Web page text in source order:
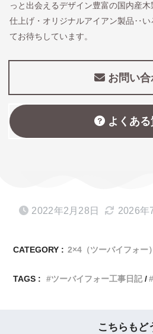
っと出会えるデザイン豊富の国内産
仕上げ・オリジナルアイアン製品‥い
てお待ちしています。
お問い合
よくある
2022年2月28日 2026年
CATEGORY : 2×4（ツーバイフォー
TAGS : ツーバイフォー工事日記
こちらもど